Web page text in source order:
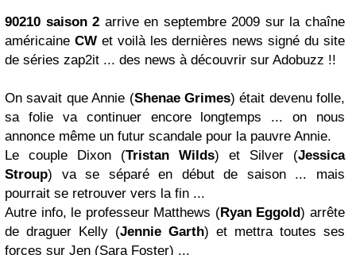
90210 saison 2 arrive en septembre 2009 sur la chaîne
américaine CWet voilà les dernières news signé du site
de séries zap2it ... des news à découvrir sur Adobuzz !!
On savait que Annie (Shenae Grimes) était devenu folle,
sa folie va continuer encore longtemps ... on nous
annonce même un futur scandale pour la pauvre Annie.
Le couple Dixon (Tristan Wilds) et Silver (Jessica
Stroup) va se séparé en début de saison ... mais
pourrait se retrouver vers la fin ...
Autre info, le professeur Matthews (Ryan Eggold) arrête
de draguer Kelly (Jennie Garth) et mettra toutes ses
forces sur Jen (Sara Foster) ...